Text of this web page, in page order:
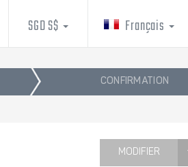
Français
SGD S$
CONFIRMATION
MODIFIER